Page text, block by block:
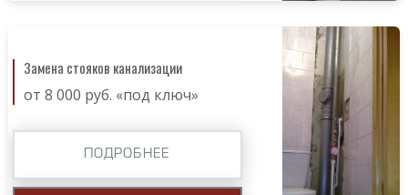
Замена стояков канализации
от 8 000 руб. «под ключ»
ПОДРОБНЕЕ